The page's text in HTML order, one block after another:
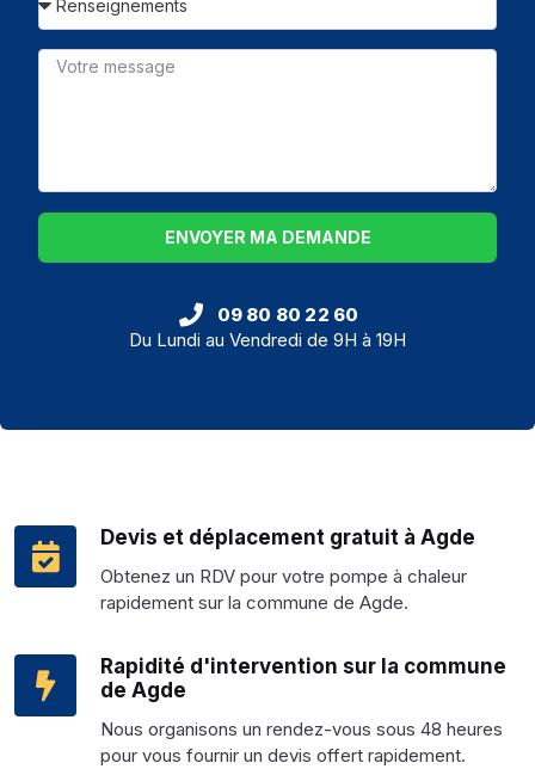
Devis et déplacement gratuit à Agde
Obtenez un RDV pour votre pompe à chaleur
rapidement sur la commune de Agde.
Rapidité d'intervention sur la commune
de Agde
Nous organisons un rendez-vous sous 48 heures
pour vous fournir un devis offert rapidement.
ENVOYER MA DEMANDE
09 80 80 22 60
Du Lundi au Vendredi de 9H à 19H